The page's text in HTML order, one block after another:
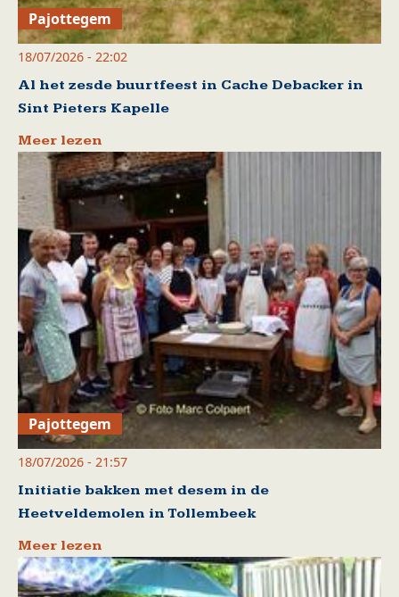
Pajottegem
18/07/2026 - 22:02
Al het zesde buurtfeest in Cache Debacker in
Sint Pieters Kapelle
Meer lezen
Pajottegem
18/07/2026 - 21:57
Initiatie bakken met desem in de
Heetveldemolen in Tollembeek
Meer lezen